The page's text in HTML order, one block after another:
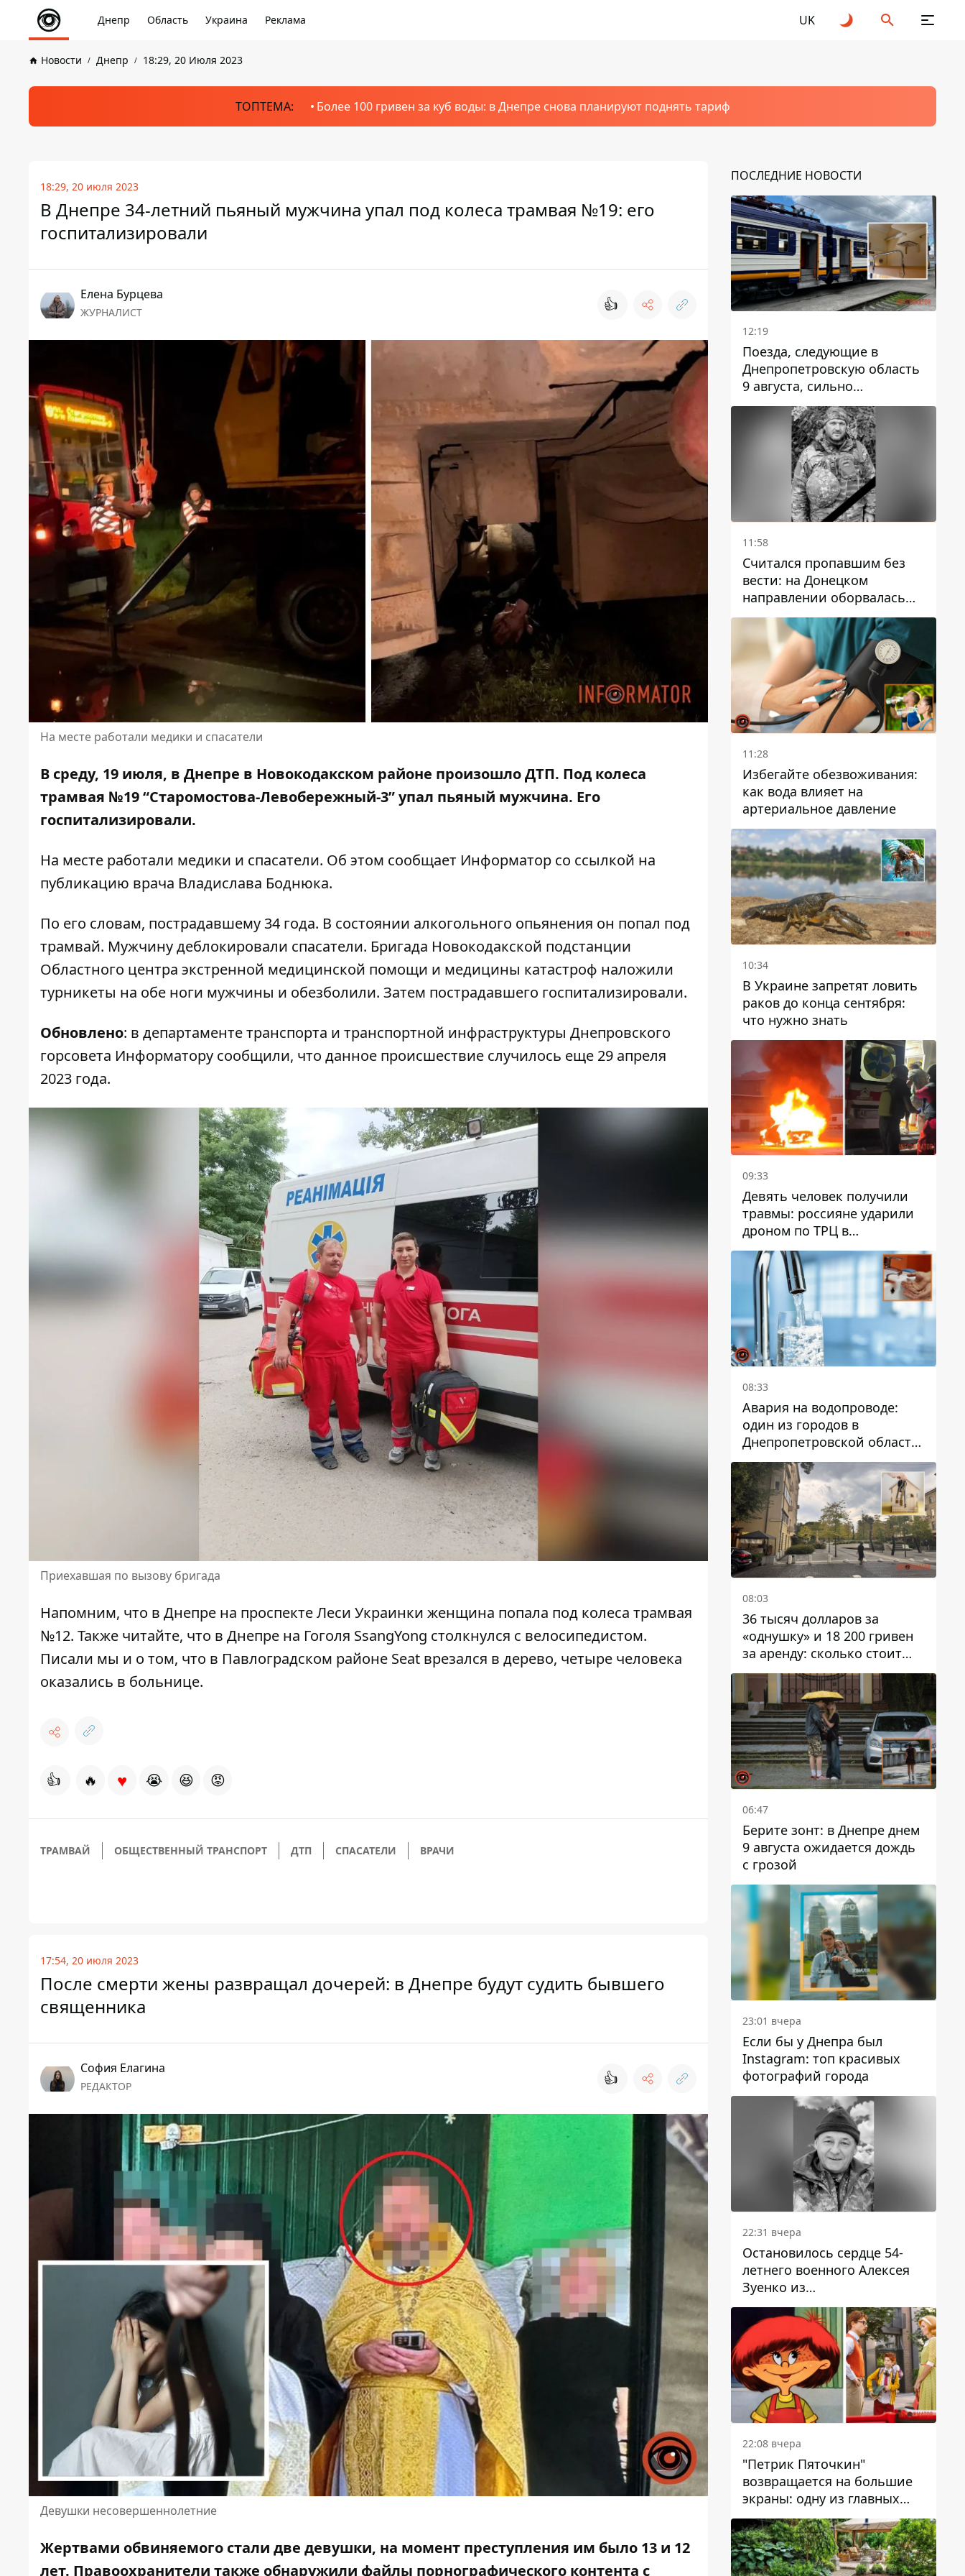
Днепр Область Украина Реклама UK
Новости Днепр 18:29, 20 Июля 2023
ТОПТЕМА: Более 100 гривен за куб воды: в Днепре снова планируют поднять тариф
18:29, 20 июля 2023
В Днепре 34-летний пьяный мужчина упал под колеса трамвая №19: его
госпитализировали
Елена Бурцева
ЖУРНАЛИСТ 👍
На месте работали медики и спасатели
В среду, 19 июля, в Днепре в Новокодакском районе произошло ДТП. Под колеса
трамвая №19 “Старомостова-Левобережный-3” упал пьяный мужчина. Его
госпитализировали.
На месте работали медики и спасатели. Об этом сообщает Информатор со ссылкой на
публикацию врача Владислава Боднюка.
По его словам, пострадавшему 34 года. В состоянии алкогольного опьянения он попал под
трамвай. Мужчину деблокировали спасатели. Бригада Новокодакской подстанции
Областного центра экстренной медицинской помощи и медицины катастроф наложили
турникеты на обе ноги мужчины и обезболили. Затем пострадавшего госпитализировали.
Обновлено: в департаменте транспорта и транспортной инфраструктуры Днепровского
горсовета Информатору сообщили, что данное происшествие случилось еще 29 апреля
2023 года.
Приехавшая по вызову бригада
Напомним, что в Днепре на проспекте Леси Украинки женщина попала под колеса трамвая
№12. Также читайте, что в Днепре на Гоголя SsangYong столкнулся с велосипедистом.
Писали мы и о том, что в Павлоградском районе Seat врезался в дерево, четыре человека
оказались в больнице.
👍 🔥 ♥ 😭 😆 😡
ТРАМВАЙ ОБЩЕСТВЕННЫЙ ТРАНСПОРТ ДТП СПАСАТЕЛИ ВРАЧИ
17:54, 20 июля 2023
После смерти жены развращал дочерей: в Днепре будут судить бывшего
священника
София Елагина
РЕДАКТОР 👍
Девушки несовершеннолетние
Жертвами обвиняемого стали две девушки, на момент преступления им было 13 и 12
лет. Правоохранители также обнаружили файлы порнографического контента с
ПОСЛЕДНИЕ НОВОСТИ
12:19
Поезда, следующие в
Днепропетровскую область
9 августа, сильно
задерживаются
11:58
Считался пропавшим без
вести: на Донецком
направлении оборвалась
жизнь Анатолия Ткачука из
Днепропетровской области
11:28
Избегайте обезвоживания:
как вода влияет на
артериальное давление
10:34
В Украине запретят ловить
раков до конца сентября:
что нужно знать
09:33
Девять человек получили
травмы: россияне ударили
дроном по ТРЦ в
Павлограде, будет ли
работать заведение в
дальнейшем
08:33
Авария на водопроводе:
один из городов в
Днепропетровской области
остался без воды
08:03
36 тысяч долларов за
«однушку» и 18 200 гривен
за аренду: сколько стоит
жилье в Днепропетровской
области
06:47
Берите зонт: в Днепре днем ​​
9 августа ожидается дождь
с грозой
23:01 вчера
Если бы у Днепра был
Instagram: топ красивых
фотографий города
22:31 вчера
Остановилось сердце 54-
летнего военного Алексея
Зуенко из
Днепропетровской области
22:08 вчера
"Петрик Пяточкин"
возвращается на большие
экраны: одну из главных
ролей сыграет 9-летний
днепрянин Александр
Войтеховский